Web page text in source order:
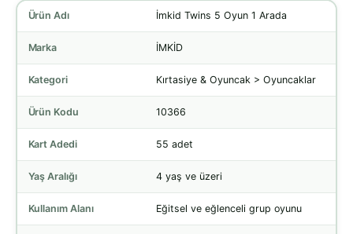
Ürün Adı İmkid Twins 5 Oyun 1 Arada
Marka İMKİD
Kategori Kırtasiye & Oyuncak > Oyuncaklar
Ürün Kodu 10366
Kart Adedi 55 adet
Yaş Aralığı 4 yaş ve üzeri
Kullanım Alanı Eğitsel ve eğlenceli grup oyunu